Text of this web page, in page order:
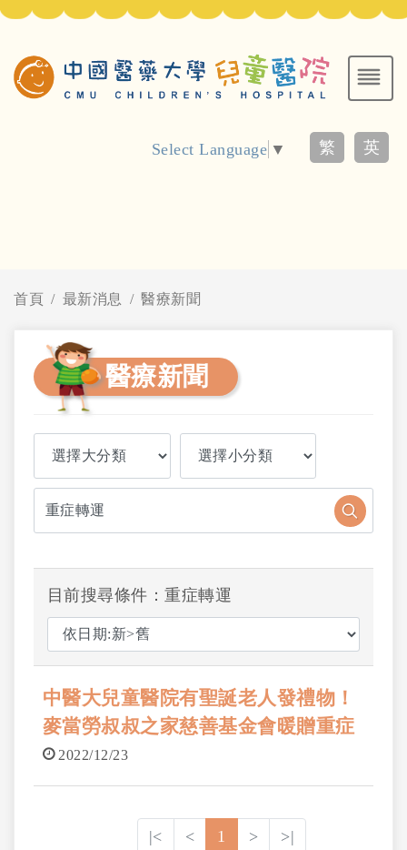
Select Language ▼ 繁 英
首頁 最新消息 醫療新聞
醫療新聞
目前搜尋條件：重症轉運
中醫大兒童醫院有聖誕老人發禮物！
麥當勞叔叔之家慈善基金會暖贈重症
型保溫箱與專屬輪椅
2022/12/23
|< < 1 > >|